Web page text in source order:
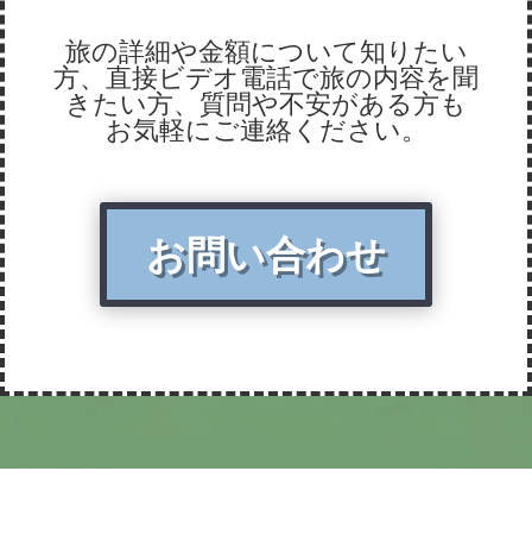
旅の詳細や金額について知りたい
方、直接ビデオ電話で旅の内容を聞
きたい方、質問や不安がある方も
お気軽にご連絡ください。
お問い合わせ